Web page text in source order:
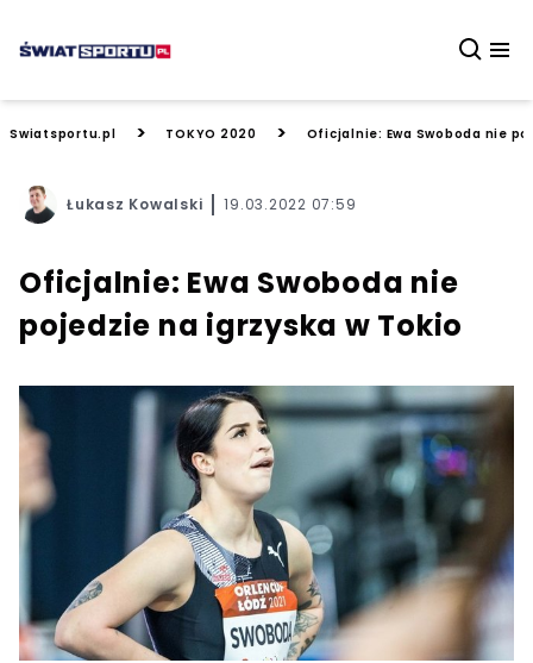
Swiatsportu.pl > TOKYO 2020 > Oficjalnie: Ewa Swoboda nie
Łukasz Kowalski 19.03.2022 07:59
Oficjalnie: Ewa Swoboda nie
pojedzie na igrzyska w Tokio